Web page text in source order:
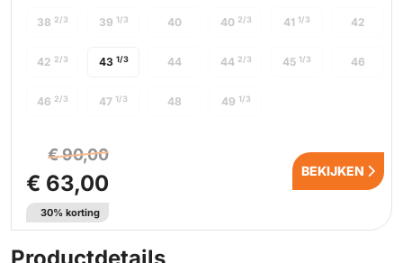
43 1/3
38 2/3 39 1/3 40 40 2/3 41 1/3 42
42 2/3 44 44 2/3 45 1/3 46
46 2/3 47 1/3 48 49 1/3
€ 90,00
€ 63,00
30% korting
BEKIJKEN